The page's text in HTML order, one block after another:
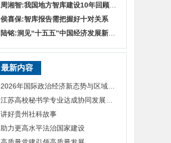
周湘智:我国地方智库建设10年回顾与展望
侯喜保:智库报告需把握好十对关系
陆铭:洞见“十五五”中国经济发展新趋势——对话上海交通大学中国发展研究院执行院长陆铭
最新内容
2026年国际政治经济新态势与区域国别学学科建设研讨会在贵州大学召开
江苏高校秘书学专业达成协同发展共识
讲好贵州社科故事
助力更高水平法治国家建设